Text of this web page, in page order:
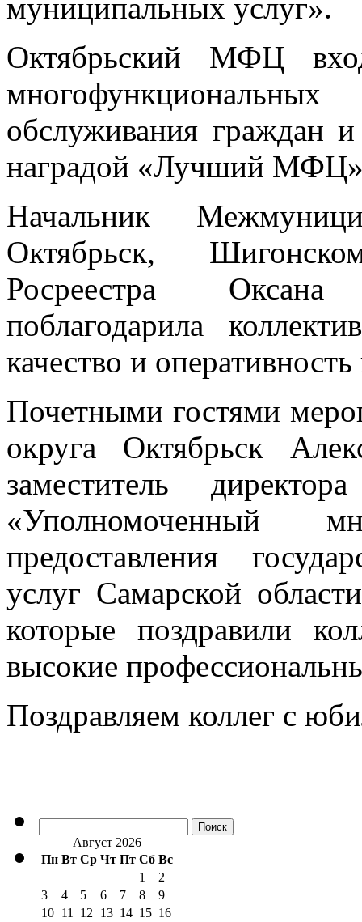
муниципальных услуг».
Октябрьский МФЦ
обслуживания граждан
наградой «Лучший
Начальник
Октябрьск,
Росреестра
поблагодарила
качество и
Почетными гостями
округа Октябрьск
заместитель
«Уполномоченный
предоставления
услуг Самарской
которые поздравили
высокие
Поздравляем коллег с
Август 2026
Пн Вт Ср Чт Пт Сб Вс
1
2
3
4 5 6 7 8
9
10 11 12 13 14 15 16